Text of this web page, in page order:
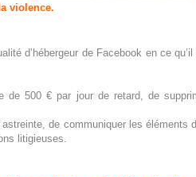
violence.
d’hébergeur de Facebook en ce
de 500 € par jour de retard, de
de communiquer les éléments
litigieuses.